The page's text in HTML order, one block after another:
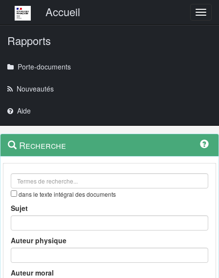
Menu principalAccueil
Rapports
Porte-documents
Nouveautés
Aide
Navigation
outils
Menu
contextuel
Recherche
dans le texte intégral des documents
Sujet
Auteur physique
Auteur moral